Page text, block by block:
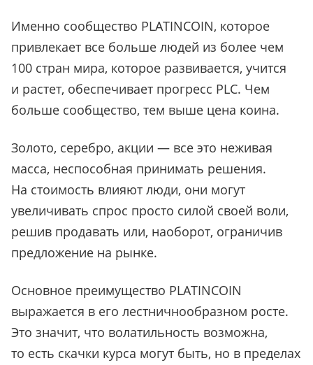
Именно сообщество PLATINCOIN, которое
привлекает все больше людей из более чем
100 стран мира, которое развивается, учится
и растет, обеспечивает прогресс PLC. Чем
больше сообщество, тем выше цена коина.
Золото, серебро, акции — все это неживая
масса, неспособная принимать решения.
На стоимость влияют люди, они могут
увеличивать спрос просто силой своей воли,
решив продавать или, наоборот, ограничив
предложение на рынке.
Основное преимущество PLATINCOIN
выражается в его лестничнообразном росте.
Это значит, что волатильность возможна,
то есть скачки курса могут быть, но в пределах